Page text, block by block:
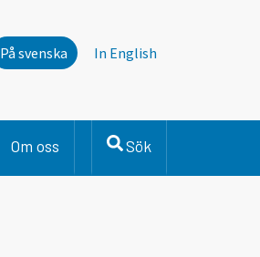
På svenska In English
Om oss Sök